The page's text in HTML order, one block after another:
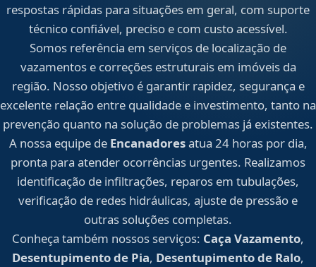
respostas rápidas para situações em geral, com suporte
técnico confiável, preciso e com custo acessível.
Somos referência em serviços de localização de
vazamentos e correções estruturais em imóveis da
região. Nosso objetivo é garantir rapidez, segurança e
excelente relação entre qualidade e investimento, tanto na
prevenção quanto na solução de problemas já existentes.
A nossa equipe de Encanadoresatua 24 horas por dia,
pronta para atender ocorrências urgentes. Realizamos
identificação de infiltrações, reparos em tubulações,
verificação de redes hidráulicas, ajuste de pressão e
outras soluções completas.
Conheça também nossos serviços: Caça Vazamento,
Desentupimento de Pia, Desentupimento de Ralo,